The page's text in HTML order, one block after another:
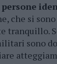
persone
che si
tranquillo.
sono